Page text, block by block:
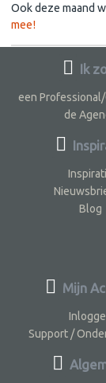
Ook deze maand
mee!
Ik
een
de
Blog
Mijn
Support /